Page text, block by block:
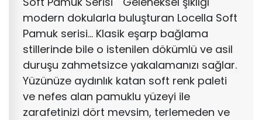
modern dokularla buluşturan Locella Soft
Pamuk serisi... Klasik eşarp bağlama
stillerinde bile o istenilen dökümlü ve asil
duruşu zahmetsizce yakalamanızı sağlar.
Yüzünüze aydınlık katan soft renk paleti
ve nefes alan pamuklu yüzeyi ile
zarafetinizi dört mevsim, terlemeden ve